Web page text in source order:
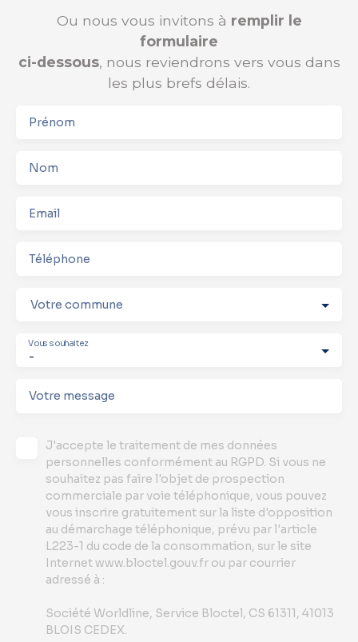
Ou nous vous invitons à remplir le
formulaire
ci-dessous, nous reviendrons vers vous dans
les plus brefs délais.
Prénom
Nom
Email
Téléphone
Votre commune
-
Vous souhaitez
Votre message
J'accepte le traitement de mes données
personnelles conformément au RGPD. Si vous ne
souhaitez pas faire l'objet de prospection
commerciale par voie téléphonique, vous pouvez
vous inscrire gratuitement sur la liste d'opposition
au démarchage téléphonique, prévu par l'article
L223-1 du code de la consommation, sur le site
Internet www.bloctel.gouv.fr ou par courrier
adressé à :
Société Worldline, Service Bloctel, CS 61311, 41013
BLOIS CEDEX.